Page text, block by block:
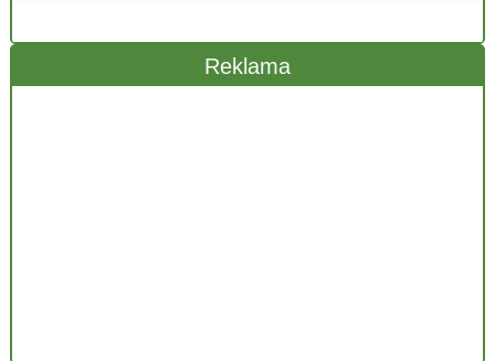
Reklama